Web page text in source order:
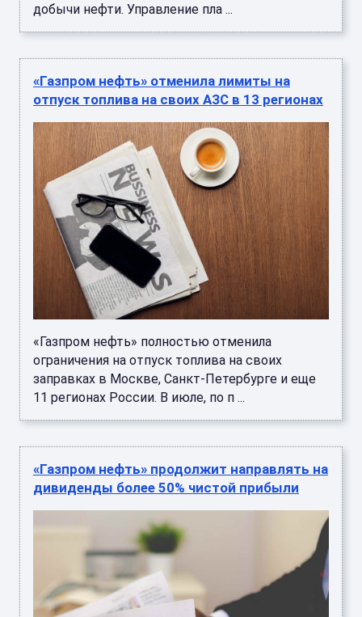
добычи нефти. Управление пла ...
«Газпром нефть» отменила лимиты на
отпуск топлива на своих АЗС в 13 регионах
«Газпром нефть» полностью отменила
ограничения на отпуск топлива на своих
заправках в Москве, Санкт-Петербурге и еще
11 регионах России. В июле, по п ...
«Газпром нефть» продолжит направлять на
дивиденды более 50% чистой прибыли